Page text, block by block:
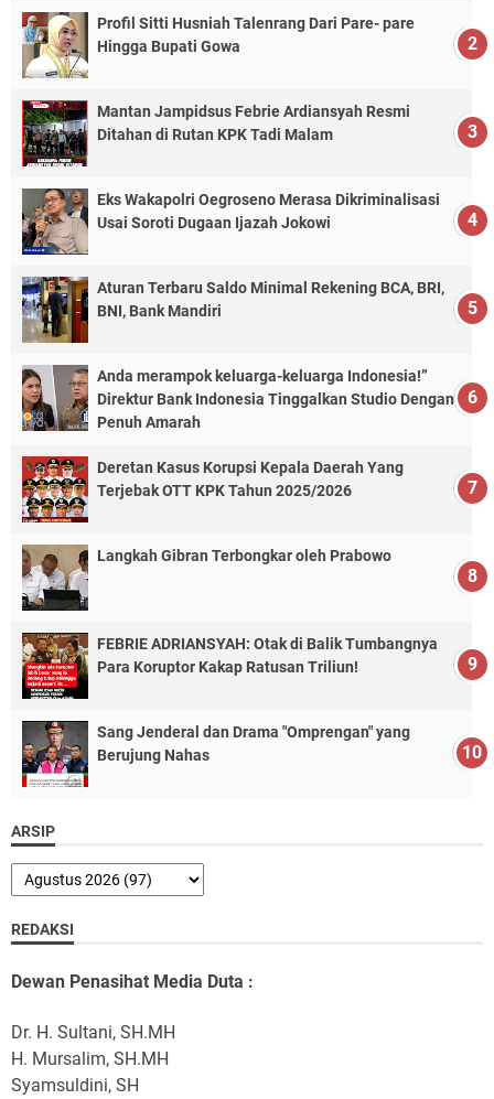
Profil Sitti Husniah Talenrang Dari Pare- pare
Hingga Bupati Gowa
Mantan Jampidsus Febrie Ardiansyah Resmi
Ditahan di Rutan KPK Tadi Malam
Eks Wakapolri Oegroseno Merasa Dikriminalisasi
Usai Soroti Dugaan Ijazah Jokowi
Aturan Terbaru Saldo Minimal Rekening BCA, BRI,
BNI, Bank Mandiri
Anda merampok keluarga-keluarga Indonesia!”
Direktur Bank Indonesia Tinggalkan Studio Dengan
Penuh Amarah
Deretan Kasus Korupsi Kepala Daerah Yang
Terjebak OTT KPK Tahun 2025/2026
Langkah Gibran Terbongkar oleh Prabowo
FEBRIE ADRIANSYAH: Otak di Balik Tumbangnya
Para Koruptor Kakap Ratusan Triliun!
Sang Jenderal dan Drama "Omprengan" yang
Berujung Nahas
ARSIP
REDAKSI
Dewan Penasihat Media Duta :
Dr. H. Sultani, SH.MH
H. Mursalim, SH.MH
Syamsuldini, SH